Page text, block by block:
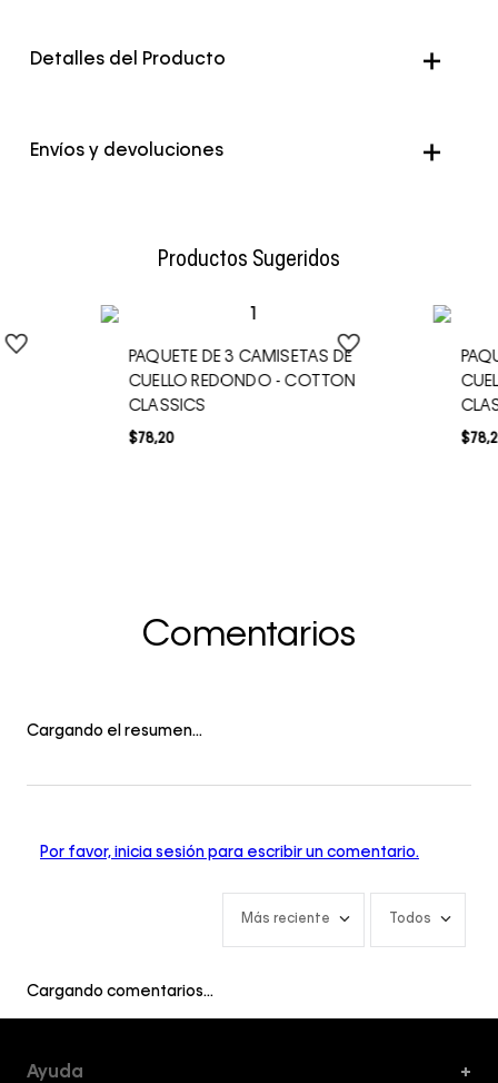
Detalles del Producto
Envíos y devoluciones
Productos Sugeridos
PAQUETE DE 3 CAMISETAS DE
CUELLO REDONDO - COTTON
CLASSICS
$78,20 $78,
Comentarios
Cargando el resumen…
Por favor, inicia sesión para escribir un comentario.
Más reciente Todos
Cargando comentarios…
Ayuda +